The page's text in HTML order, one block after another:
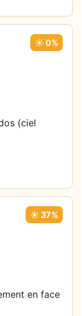
☀️ 0%
(ciel
☀️ 37%
en face